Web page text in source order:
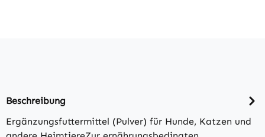
Beschreibung
Ergänzungsfuttermittel (Pulver) für Hunde, Katzen und